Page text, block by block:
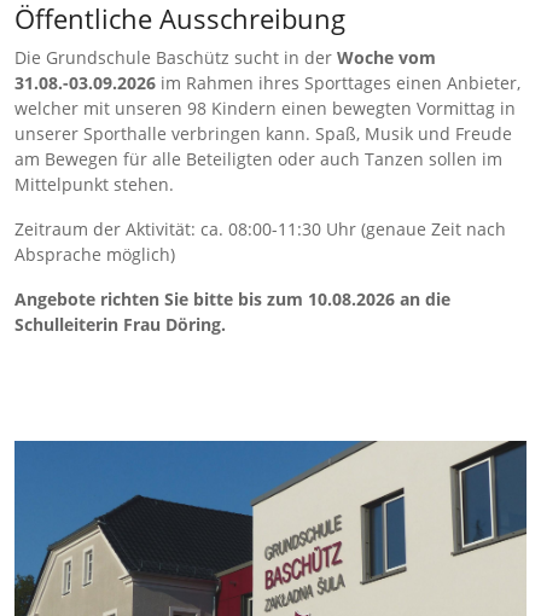
Öffentliche Ausschreibung
Die Grundschule Baschütz sucht in der Woche vom
31.08.-03.09.2026 im Rahmen ihres Sporttages einen Anbieter,
welcher mit unseren 98 Kindern einen bewegten Vormittag in
unserer Sporthalle verbringen kann. Spaß, Musik und Freude
am Bewegen für alle Beteiligten oder auch Tanzen sollen im
Mittelpunkt stehen.
Zeitraum der Aktivität: ca. 08:00-11:30 Uhr (genaue Zeit nach
Absprache möglich)
Angebote richten Sie bitte bis zum 10.08.2026 an die
Schulleiterin Frau Döring.